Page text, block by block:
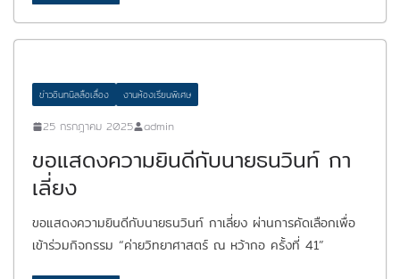
ข่าวอินทนิลลือเลื่อง งานห้องเรียนพิเศษ
25 กรกฎาคม 2025 admin
ขอแสดงความยินดีกับนายธนวินท์ กา
เลี่ยง
ขอแสดงความยินดีกับนายธนวินท์ กาเลี่ยง ผ่านการคัดเลือกเพื่อ
เข้าร่วมกิจกรรม “ค่ายวิทยาศาสตร์ ณ หว้ากอ ครั้งที่ 41”